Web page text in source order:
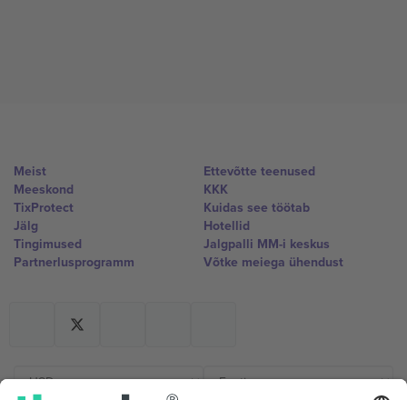
Meist
Meeskond
TixProtect
Jälg
Tingimused
Partnerlusprogramm
Ettevõtte teenused
KKK
Kuidas see töötab
Hotellid
Jalgpalli MM-i keskus
Võtke meiega ühendust